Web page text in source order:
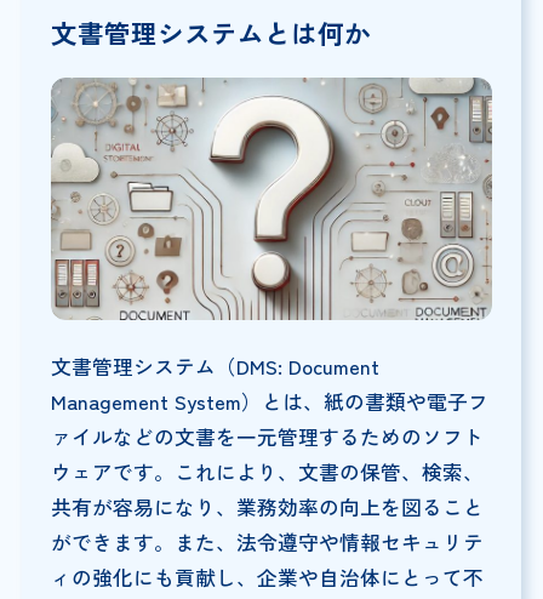
文書管理システムとは何か
文書管理システム（DMS: Document
Management System）とは、紙の書類や電子フ
ァイルなどの文書を一元管理するためのソフト
ウェアです。これにより、文書の保管、検索、
共有が容易になり、業務効率の向上を図ること
ができます。また、法令遵守や情報セキュリテ
ィの強化にも貢献し、企業や自治体にとって不